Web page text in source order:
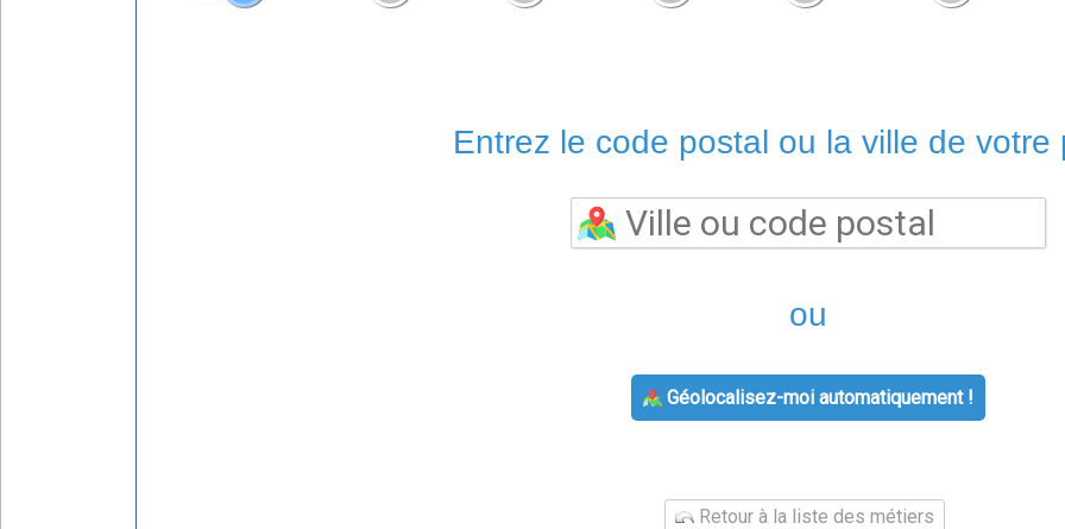
Entrez le code postal ou la ville de votre
ou
Géolocalisez-moi automatiquement !
Retour à la liste des métiers